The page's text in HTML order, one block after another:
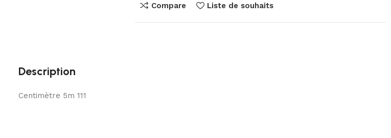
Compare Liste de souhaits
Description
Centimètre 5m 111